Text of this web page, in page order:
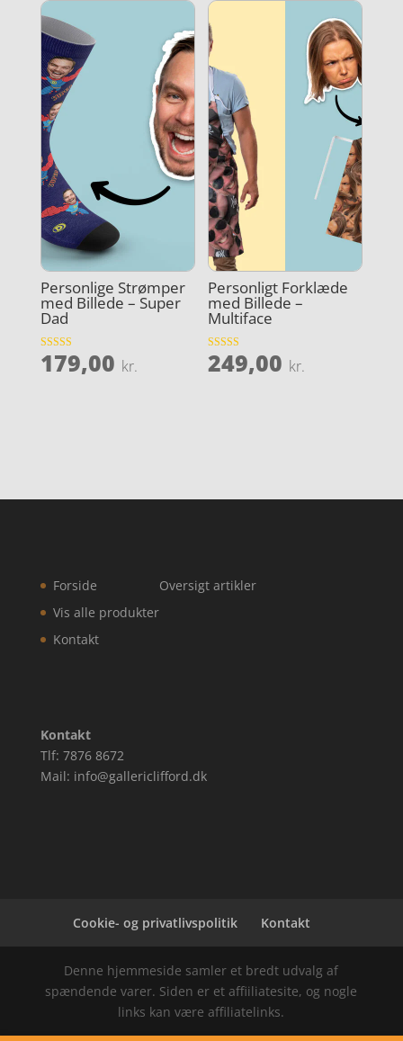
Personlige Strømper
med Billede – Super
Dad
Vurderet
4.9
179,00 kr.
Personligt Forklæde
med Billede –
Multiface
Vurderet
4.4
249,00 kr.
Forside
Vis alle produkter
Kontakt
Oversigt artikler
Kontakt
Tlf: 7876 8672
Mail: info@gallericlifford.dk
Cookie- og privatlivspolitik Kontakt
Denne hjemmeside samler et bredt udvalg af
spændende varer. Siden er et affiiliatesite, og nogle
links kan være affiliatelinks.